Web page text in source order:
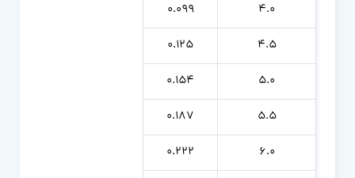
4.0
0.099
4.5
0.125
5.0
0.154
5.5
0.187
6.0
0.222